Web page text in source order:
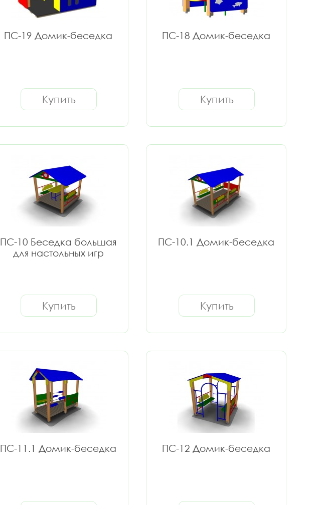
ПС-19 Домик-беседка
Купить
ПС-18 Домик-беседка
Купить
ПС-10 Беседка большая
для настольных игр
Купить
ПС-10.1 Домик-беседка
Купить
ПС-11.1 Домик-беседка ПС-12 Домик-беседка